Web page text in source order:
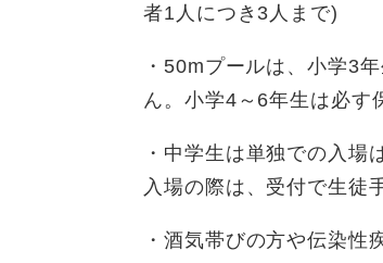
者1人につき3人まで)
・50mプールは、小学3
ん。小学4～6年生は必す
・中学生は単独での入場
入場の際は、受付で生徒
・酒気帯びの方や伝染性